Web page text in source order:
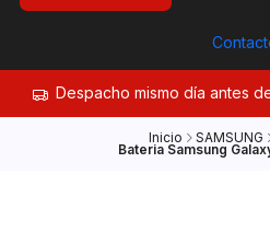
Despacho mismo día antes
Inicio SAMSUNG
Bateria Samsung